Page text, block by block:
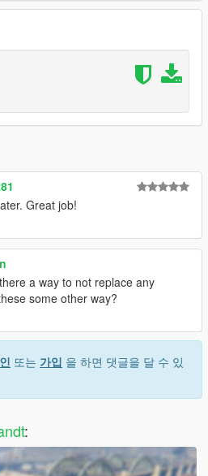
Great job!
a way to not replace any
some other way?
또는 가입 을 하면 댓글을 달 수 있
: